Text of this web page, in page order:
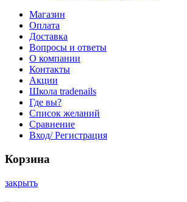
Магазин
Оплата
Доставка
Вопросы и ответы
О компании
Контакты
Акции
Школа tradenails
Где вы?
Список желаний
Сравнение
Вход/ Регистрация
Корзина
закрыть